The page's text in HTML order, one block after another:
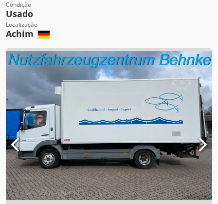
Condição
Usado
Localização
Achim